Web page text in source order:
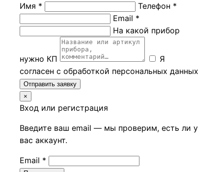
Имя *
Телефон *
Email *
На какой прибор
нужно КП
Я
согласен с обработкой персональных данных
Отправить заявку
×
Вход или регистрация
Введите ваш email — мы проверим, есть ли у
вас аккаунт.
Email *